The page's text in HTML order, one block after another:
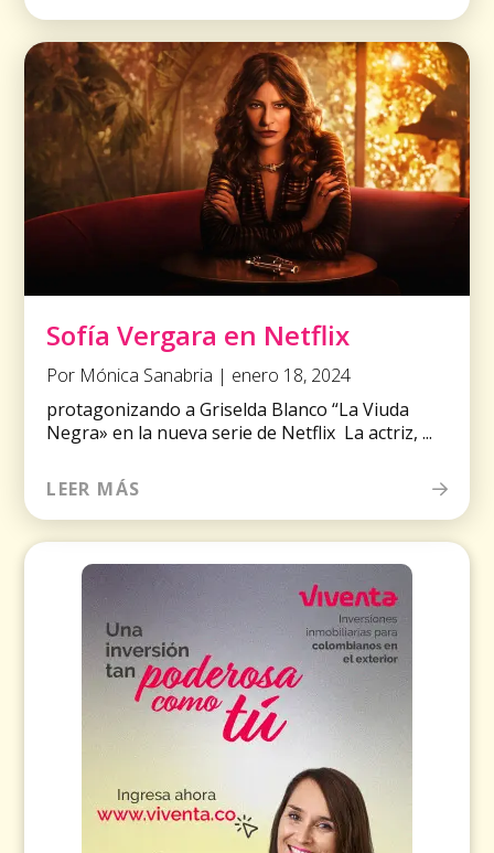
Sofía Vergara en Netflix
Por Mónica Sanabria | enero 18, 2024
protagonizando a Griselda Blanco “La Viuda
Negra» en la nueva serie de Netflix La actriz, ...
LEER MÁS